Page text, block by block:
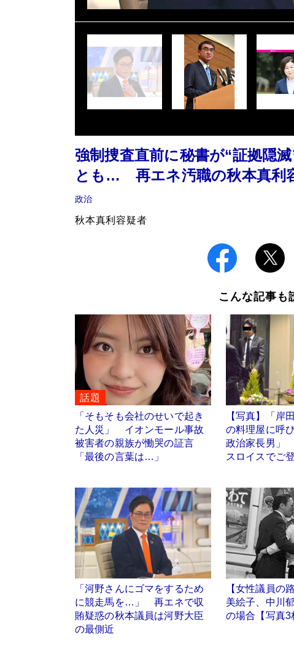
強制捜査直前に秘書が“証拠隠
とも… 再エネ汚職の秋本真利
政治
秋本真利容疑者
こんな記事も
話題
「そもそも会社のせいで起き
た人災」 イオンモール事故
被害者の親族が慟哭の証言
「最後の言葉は…」
【写真】「岸
の料理屋に呼
政治家長男」
スロイスでご
「河野さんにゴマをするため
に競走馬を…」 再エネで収
賄疑惑の秋本議員は河野大臣
の最側近
【女性議員の
美絵子、中川
の場合【写真3